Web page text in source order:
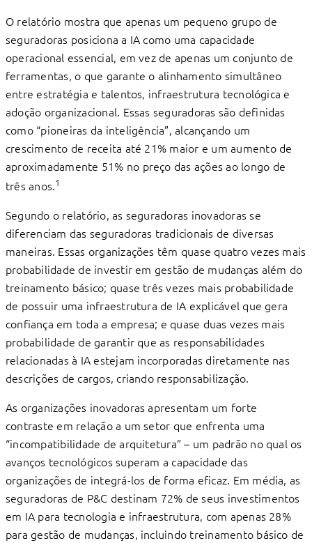
O relatório mostra que apenas um pequeno grupo de
seguradoras posiciona a IA como uma capacidade
operacional essencial, em vez de apenas um conjunto de
ferramentas, o que garante o alinhamento simultâneo
entre estratégia e talentos, infraestrutura tecnológica e
adoção organizacional. Essas seguradoras são deﬁnidas
como “pioneiras da inteligência”, alcançando um
crescimento de receita até 21% maior e um aumento de
aproximadamente 51% no preço das ações ao longo de
três anos.1
Segundo o relatório, as seguradoras inovadoras se
diferenciam das seguradoras tradicionais de diversas
maneiras. Essas organizações têm quase quatro vezes mais
probabilidade de investir em gestão de mudanças além do
treinamento básico; quase três vezes mais probabilidade
de possuir uma infraestrutura de IA explicável que gera
conﬁança em toda a empresa; e quase duas vezes mais
probabilidade de garantir que as responsabilidades
relacionadas à IA estejam incorporadas diretamente nas
descrições de cargos, criando responsabilização.
As organizações inovadoras apresentam um forte
contraste em relação a um setor que enfrenta uma
“incompatibilidade de arquitetura” – um padrão no qual os
avanços tecnológicos superam a capacidade das
organizações de integrá-los de forma eﬁcaz. Em média, as
seguradoras de P&C destinam 72% de seus investimentos
em IA para tecnologia e infraestrutura, com apenas 28%
para gestão de mudanças, incluindo treinamento básico de